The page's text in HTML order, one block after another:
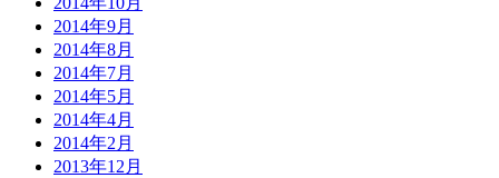
2014年9月
2014年8月
2014年7月
2014年5月
2014年4月
2014年2月
2013年12月